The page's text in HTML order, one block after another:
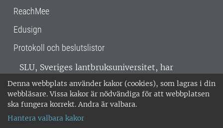
Denna webbplats använder kakor (cookies), som lagras i din
webbläsare. Vissa kakor är nödvändiga för att webbplatsen
ska fungera korrekt. Andra är valbara.
Hantera valbara kakor
ReachMee
Edusign
Protokoll och beslutslistor
SLU, Sveriges lantbruksuniversitet, har
verksamhet över hela Sverige. Huvudorter är
Alnarp, Uppsala och Umeå.SLU är
miljöcertifierat enligt ISO 14001. •
018-67 10 00 • Org nr: 202100-2817 •